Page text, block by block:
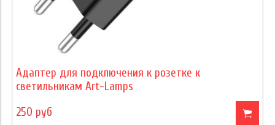
Адаптер для подключения к розетке к
светильникам Art-Lamps
250 руб